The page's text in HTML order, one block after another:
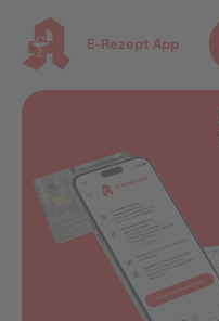
E-Rezept App